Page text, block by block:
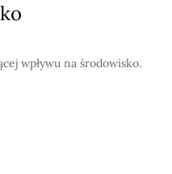
wpływu na środowisko.